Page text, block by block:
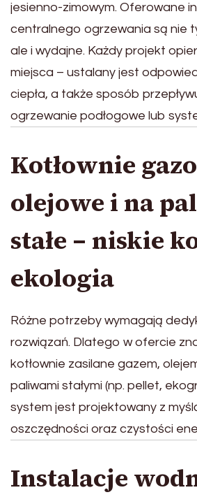
jesienno-zimowym. Oferowane
centralnego ogrzewania są nie
ale i wydajne. Każdy projekt
miejsca – ustalany jest
ciepła, a także sposób
ogrzewanie podłogowe lub
Kotłownie
olejowe i na
stałe – niskie
ekologia
Różne potrzeby wymagają
rozwiązań. Dlatego w ofercie
kotłownie zasilane gazem,
paliwami stałymi (np. pellet,
system jest projektowany z
oszczędności oraz czystości
Instalacje